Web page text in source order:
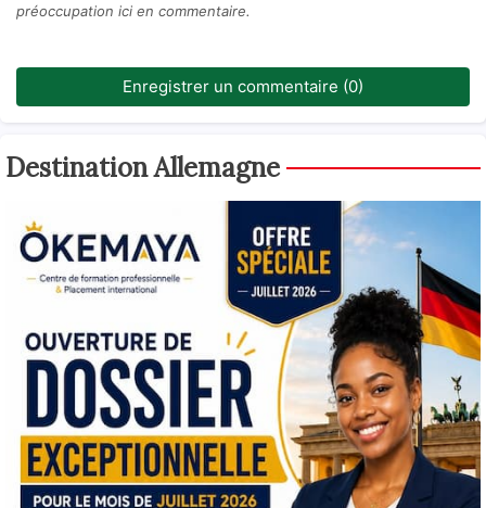
préoccupation ici en commentaire.
Enregistrer un commentaire (0)
Destination Allemagne